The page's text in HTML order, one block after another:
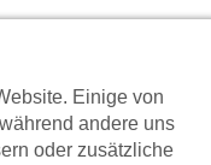
Einige von
andere uns
oder zusätzliche